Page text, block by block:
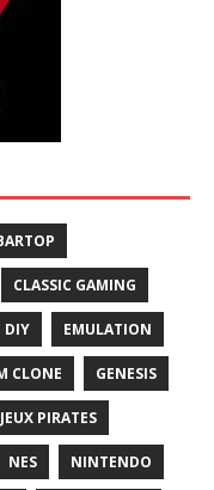
CLASSIC GAMING
DIY EMULATION
CLONE GENESIS
JEUX PIRATES
NES NINTENDO